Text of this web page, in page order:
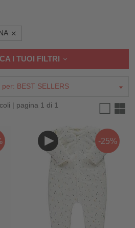
I TUOI FILTRI
per: BEST SELLERS
| pagina 1 di 1
-25%